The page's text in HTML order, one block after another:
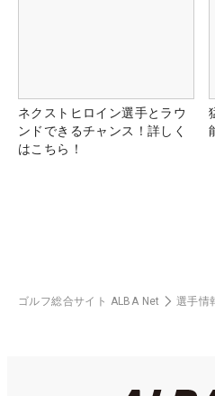
ネクストヒロイン選手とラウ
ンドできるチャンス！詳しく
はこちら！
ゴルフ総合サイト ALBA Net 選手情